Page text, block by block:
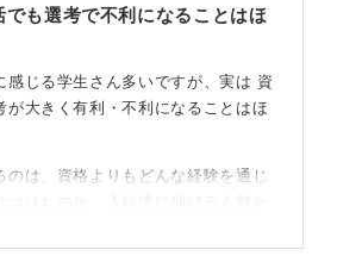
でも選考で不利になることはほ
感じる学生さん多いですが、実は 資
が大きく有利・不利になることはほ
のは、資格よりもどんな経験を通じ
けたのか、入社後に伸びる人材か